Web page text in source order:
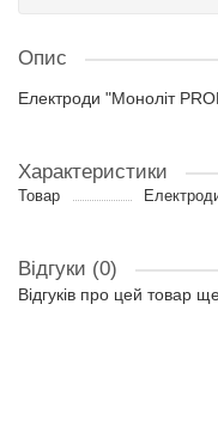
Опис
Електроди "Моноліт
Характеристики
Товар
Відгуки (0)
Відгуків про цей товар